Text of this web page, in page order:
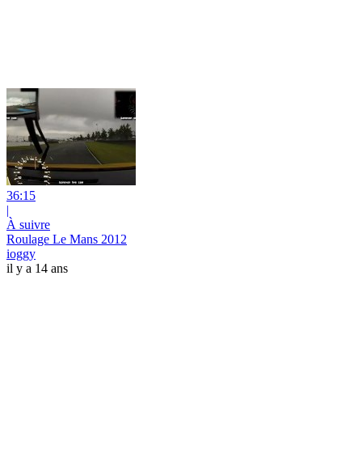
36:15
|
À suivre
Roulage Le Mans 2012
ioggy
il y a 14 ans